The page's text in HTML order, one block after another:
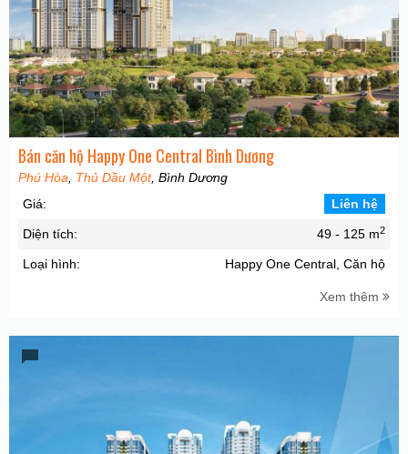
Bán căn hộ Happy One Central Bình Dương
Phú Hòa Thủ Dầu Một, Bình Dương
Giá:
Liên hệ
Diện tích: 49 - 125 m2
Loại hình: Happy One Central, Căn hộ
Xem thêm